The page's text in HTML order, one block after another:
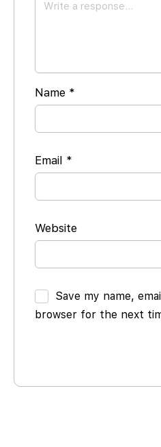
Name *
Email *
Website
Save my name,
browser for the next